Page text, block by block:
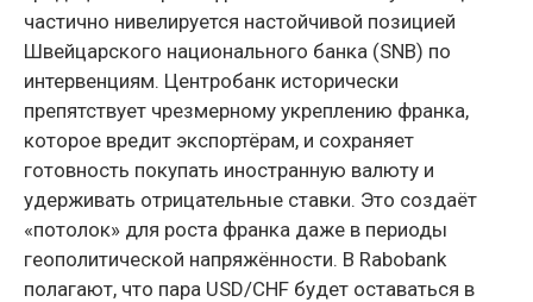
частично нивелируется настойчивой позицией
Швейцарского национального банка (SNB) по
интервенциям. Центробанк исторически
препятствует чрезмерному укреплению франка,
которое вредит экспортёрам, и сохраняет
готовность покупать иностранную валюту и
удерживать отрицательные ставки. Это создаёт
«потолок» для роста франка даже в периоды
геополитической напряжённости. В Rabobank
полагают, что пара USD/CHF будет оставаться в